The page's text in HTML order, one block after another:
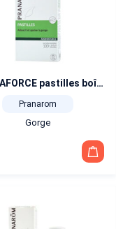
AROMAFORCE pastilles boîte de 21
Pranarom
Gorge